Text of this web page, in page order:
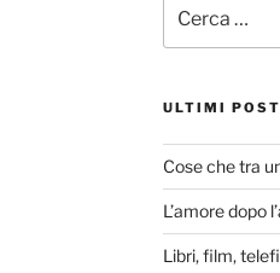
ULTIMI POST
Cose che tra
L’amore dopo
Libri, film,